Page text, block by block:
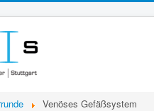
Venöses Gefäßsys­tem